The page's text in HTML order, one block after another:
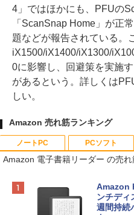
4」ではほかにも、PFUの
「ScanSnap Home」が正
題などが報告されている。
iX1500/iX1400/iX1300/
0に影響し、回避策を実施
があるという。詳しくは
しい。
Amazon 売れ筋ランキング
ノートPC
Apple
プ搭載
e
PCソフト
Roblox
定バーチ
インゲー
生成AIパ
￥1,766
Amazon 電子書籍リーダー の売
Amazon
ンチディ
週間持続